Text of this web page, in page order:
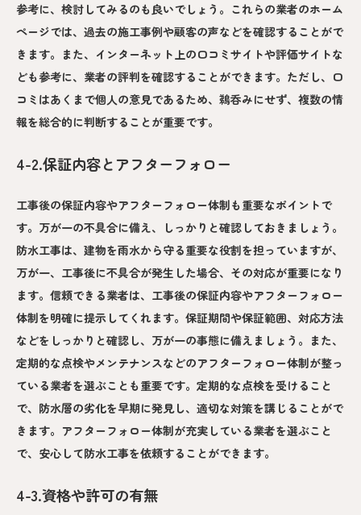
参考に、検討してみるのも良いでしょう。これらの業者のホーム
ページでは、過去の施工事例や顧客の声などを確認することがで
きます。また、インターネット上の口コミサイトや評価サイトな
ども参考に、業者の評判を確認することができます。ただし、口
コミはあくまで個人の意見であるため、鵜呑みにせず、複数の情
報を総合的に判断することが重要です。
4-2.保証内容とアフターフォロー
工事後の保証内容やアフターフォロー体制も重要なポイントで
す。万が一の不具合に備え、しっかりと確認しておきましょう。
防水工事は、建物を雨水から守る重要な役割を担っていますが、
万が一、工事後に不具合が発生した場合、その対応が重要になり
ます。信頼できる業者は、工事後の保証内容やアフターフォロー
体制を明確に提示してくれます。保証期間や保証範囲、対応方法
などをしっかりと確認し、万が一の事態に備えましょう。また、
定期的な点検やメンテナンスなどのアフターフォロー体制が整っ
ている業者を選ぶことも重要です。定期的な点検を受けること
で、防水層の劣化を早期に発見し、適切な対策を講じることがで
きます。アフターフォロー体制が充実している業者を選ぶこと
で、安心して防水工事を依頼することができます。
4-3.資格や許可の有無